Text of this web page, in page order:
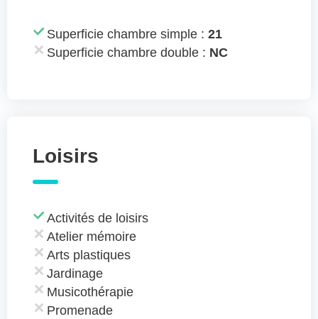
Superficie chambre simple : 21
Superficie chambre double : NC
Loisirs
Activités de loisirs
Atelier mémoire
Arts plastiques
Jardinage
Musicothérapie
Promenade